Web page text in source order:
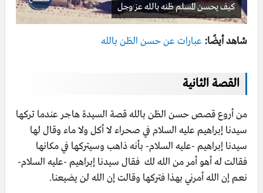
كيف يحسن المسلم ظنه بالله عز وجل
شاهد أيضًا: عبارات عن حسن الظن بالله
القصة الثانية
من أروع قصص حسن الظن بالله قصة السيدة هاجر عندما تركها
سيدنا إبراهيم عليه السلام في صحراء لا أكل ولا ماء وقال لها
سيدنا إبراهيم -عليه السلام- بأنه ذاهب وسيتركها في مكانها
فقالت له أهو أمر من الله لك فقال سيدنا إبراهيم -عليه السلام-
نعم إن الله أمرني بهذا فتركها وقالت إن الله لن يضيعنا.